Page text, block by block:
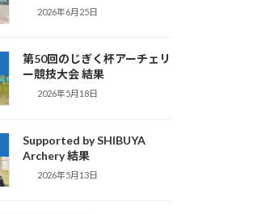
2026年6月25日
第50回のじぎく杯アーチェリ
ー競技大会 結果
2026年5月18日
Supported by SHIBUYA
Archery 結果
2026年5月13日